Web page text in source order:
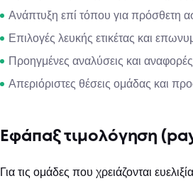
Ανάπτυξη επί τόπου για πρόσθετη
Επιλογές λευκής ετικέτας και
Προηγμένες αναλύσεις και αναφορές
Απεριόριστες θέσεις ομάδας και
Εφάπαξ τιμολόγηση
Για τις ομάδες που χρειάζονται